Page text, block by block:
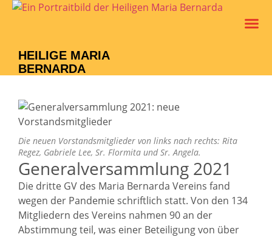
HEILIGE MARIA
BERNARDA
Die neuen Vorstandsmitglieder von links nach rechts: Rita
Regez, Gabriele Lee, Sr. Flormita und Sr. Angela.
Generalversammlung 2021
Die dritte GV des Maria Bernarda Vereins fand
wegen der Pandemie schriftlich statt. Von den 134
Mitgliedern des Vereins nahmen 90 an der
Abstimmung teil, was einer Beteiligung von über